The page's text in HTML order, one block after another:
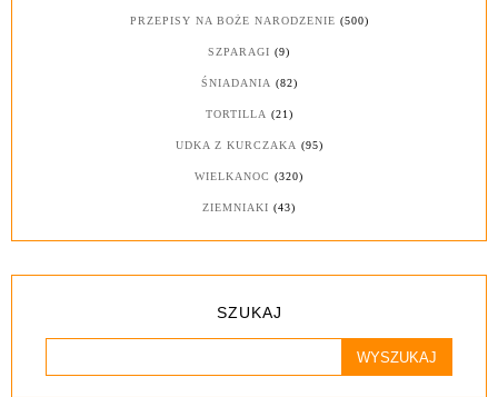
PRZEPISY NA BOŻE NARODZENIE (500)
SZPARAGI (9)
ŚNIADANIA (82)
TORTILLA (21)
UDKA Z KURCZAKA (95)
WIELKANOC (320)
ZIEMNIAKI (43)
SZUKAJ